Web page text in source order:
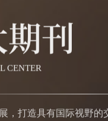
刊
和较高学术竞争力、实